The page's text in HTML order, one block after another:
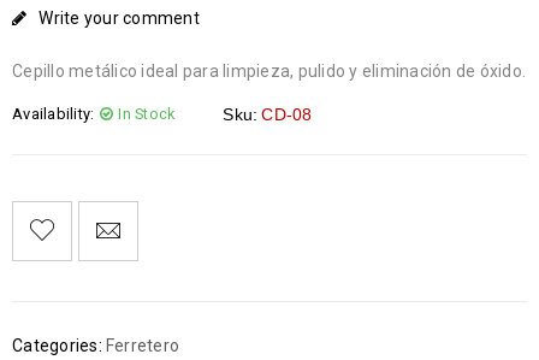
Write your comment
Cepillo metálico ideal para limpieza, pulido y eliminación de óxido.
Availability: In Stock Sku: CD-08
Categories: Ferretero